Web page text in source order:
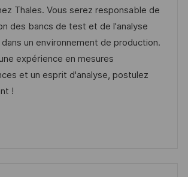
r
e
n
c
e
Thales. Vous serez responsable de
des bancs de test et de l'analyse
un environnement de production.
expérience en mesures
et un esprit d'analyse, postulez
!